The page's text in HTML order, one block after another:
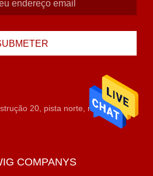
20, pista norte, mercado do
COMPANYS